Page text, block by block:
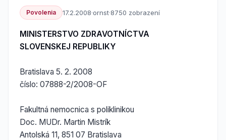
Povolenia 17.2.2008·ornst·8750 zobrazení
MINISTERSTVO ZDRAVOTNÍCTVA
SLOVENSKEJ REPUBLIKY
Bratislava 5. 2. 2008
číslo: 07888-2/2008-OF
Fakultná nemocnica s poliklinikou
Doc. MUDr. Martin Mistrík
Antolská 11, 851 07 Bratislava